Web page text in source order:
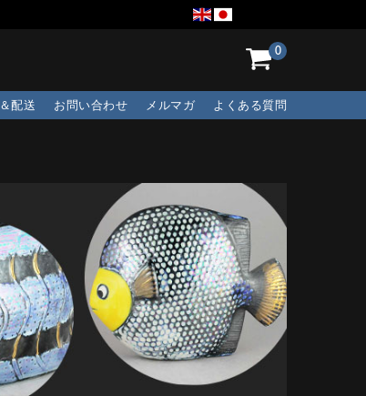
0
よくある質問
メルマガ
お問い合わせ
配送